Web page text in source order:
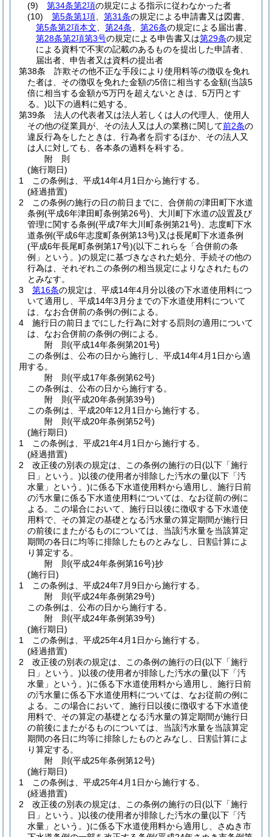
(9)
第34条第2項の規定による指示に従わなかった者
(10)
第5条第1項 第31条の規定による申請書又は図書、
第5条第2項本文
第24条 第26条の規定による届出書、
第28条第2項第3号の規定による申告書又は第29条の規定
による資料で不実の記載のあるものを提出した申請者、
届出者、申告者又は資料の提出者
第38条
詐欺その他不正な手段により使用料等の徴収を免れ
た者は、その徴収を免れた金額の5倍に相当する金額(当該5
倍に相当する金額が5万円を超えないときは、5万円とす
る。)以下の過料に処する。
第39条
法人の代表者又は法人若しくは人の代理人、使用人
その他の従業員が、その法人又は人の業務に関して前2条の
違反行為をしたときは、行為者を罰するほか、その法人又
は人に対しても、各本条の過料を科する。
附 則
(施行期日)
1
この条例は、平成14年4月1日から施行する。
(経過措置)
2
この条例の施行の日の前日までに、合併前の津田町下水道
条例(平成6年津田町条例第26号) 、大川町下水道の設置及び
管理に関する条例(平成7年大川町条例第21号) 、志度町下水
道条例(平成6年志度町条例第13号)又は長尾町下水道条例
(平成6年長尾町条例第17号)(以下これらを「合併前の条
例」という。)の規定に基づきなされた処分、手続その他の
行為は、それぞれこの条例の相当規定によりなされたもの
とみなす。
3
第16条の規定は、平成14年4月分以後の下水道使用料につ
いて適用し、平成14年3月分までの下水道使用料について
は、なお合併前の条例の例による。
4
施行日の前日までにした行為に対する罰則の適用について
は、なお合併前の条例の例による。
附 則(平成14年条例第201号)
この条例は、公布の日から施行し、平成14年4月1日から適
用する。
附 則(平成17年条例第62号)
この条例は、公布の日から施行する。
附 則(平成20年条例第39号)
この条例は、平成20年12月1日から施行する。
附 則(平成20年条例第52号)
(施行期日)
1
この条例は、平成21年4月1日から施行する。
(経過措置)
2
改正後の別表の規定は、この条例の施行の日(以下「施行
日」という。)以後の使用者が排除した汚水の量(以下「汚
水量」という。)に係る下水道使用料から適用し、施行日前
の汚水量に係る下水道使用料については、なお従前の例に
よる。
この場合において、施行日以後に徴収する下水道使
用料で、その算定の基礎となる汚水量の算定期間が施行日
の前後にまたがるものについては、当該汚水量を当該算定
期間の各日に均等に排除したものとみなし、日割計算によ
り算定する。
附 則(平成24年条例第16号)抄
(施行日)
1
この条例は、平成24年7月9日から施行する。
附 則(平成24年条例第29号)
この条例は、公布の日から施行する。
附 則(平成24年条例第39号)
(施行期日)
1
この条例は、平成25年4月1日から施行する。
(経過措置)
2
改正後の別表の規定は、この条例の施行の日(以下「施行
日」という。)以後の使用者が排除した汚水の量(以下「汚
水量」という。)に係る下水道使用料から適用し、施行日前
の汚水量に係る下水道使用料については、なお従前の例に
よる。
この場合において、施行日以後に徴収する下水道使
用料で、その算定の基礎となる汚水量の算定期間が施行日
の前後にまたがるものについては、当該汚水量を当該算定
期間の各日に均等に排除したものとみなし、日割計算によ
り算定する。
附 則(平成25年条例第12号)
(施行期日)
1
この条例は、平成25年4月1日から施行する。
(経過措置)
2
改正後の別表の規定は、この条例の施行の日(以下「施行
日」という。)以後の使用者が排除した汚水の量(以下「汚
水量」という。)に係る下水道使用料から適用し、さぬき市